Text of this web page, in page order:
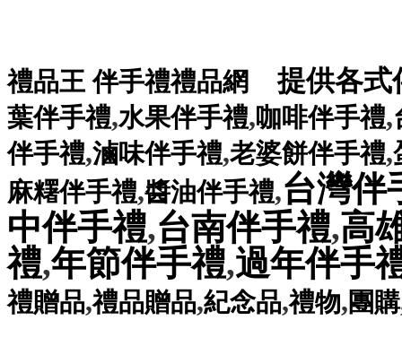
禮品王 伴手禮禮品網 提供各式
葉伴手禮,水果伴手禮,咖啡伴手禮,
伴手禮,滷味伴手禮,老婆餅伴手禮,
麻糬伴手禮,醬油伴手禮,台灣伴
中伴手禮,台南伴手禮,高
禮,年節伴手禮,過年伴手
禮贈品,禮品贈品,紀念品,禮物,團購